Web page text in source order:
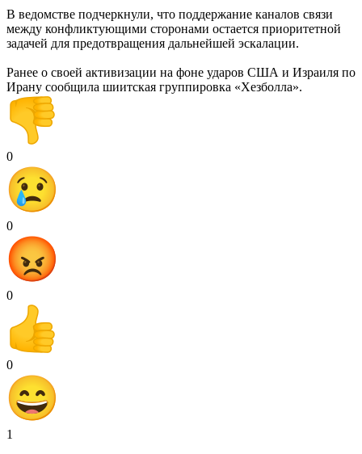
В ведомстве подчеркнули, что поддержание каналов связи
между конфликтующими сторонами остается приоритетной
задачей для предотвращения дальнейшей эскалации.
Ранее о своей активизации на фоне ударов США и Израиля по
Ирану сообщила шиитская группировка «Хезболла».
0
0
0
0
1